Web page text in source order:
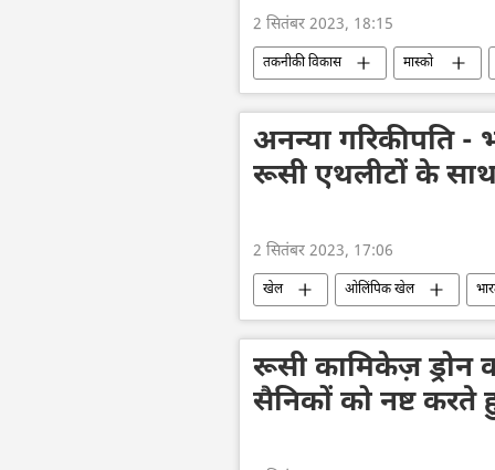
2 सितंबर 2023, 18:15
तकनीकी विकास मास्को
विज्ञान एवं प्रौद्योगिकी
डेटा विज्ञान
कृत्रिम बुद्धि
मास्को राष्ट्रीय
अनन्या गरिकीपति -
रूसी एथलीटों के साथ
2 सितंबर 2023, 17:06
खेल ओलिंपिक खेल
अनन्या गारिकीपति
इरिना विनर
रूसी कामिकेज़ ड्रोन
सैनिकों को नष्ट